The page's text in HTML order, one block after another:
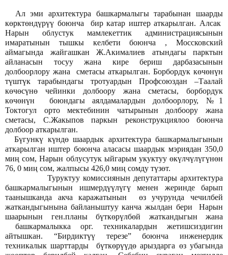
Ал эми архитектура башкармалыгы тарабынан шаарды
көрктөндүрүү боюнча бир катар иштер аткарылган. Алсак
Нарын облустук мамлекеттик администрациясынын
имаратынын тышкы келбети боюнча , Моссковский
аймагында жайгашкан Ж.Акималиев атындагы парктын
айланасын тосуу жана кире бериш дарбазасынын
долбоорлору жана сметасы аткарылган. Борбордук көчөнүн
түштүк тарабындагы тротуардын Профсоюздан –Таалай
көчөсүнө чейинки долбоору жана сметасы, борбордук
көчөнүн боюндагы аялдамалардын долбоорлору, №1
Токтогул орто мектебинин чатырынын долбоору жана
сметасы, С.Жакыпов паркын реконструкциялоо боюнча
долбоор аткарылган.
Бүгункү күндө шаардык архитектура башкармалыгынын
аткарылган иштер боюнча аласасы шаардык мэриядан 350,0
миң сом, Нарын облусутук ыйгарым укуктуу өкүлчүлүгүнөн
76, 0 миң сом, жалпысы 426,0 миң сомду түзөт.
Туруктуу комиссиянын депутаттары архитектура
башкармалыгынын ишмердүүлүгү менен жеринде барып
таанышканда акча каражатынын өз учурунда чечилбей
жаткандыгынына байланыштуу канча жылдан бери Нарын
шаарынын ген.планы бүткөрүлбөй жаткандыгын жана
башкармалыкка орг. техникалардын жетишсиздигин
айтышкан. “Бирдиктүү терезе” боюнча инженердик
техникалык шарттарды бүткөрүүдө арыздарга өз убагында